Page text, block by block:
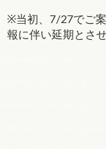
※当初、7/27でご
報に伴い延期とさ